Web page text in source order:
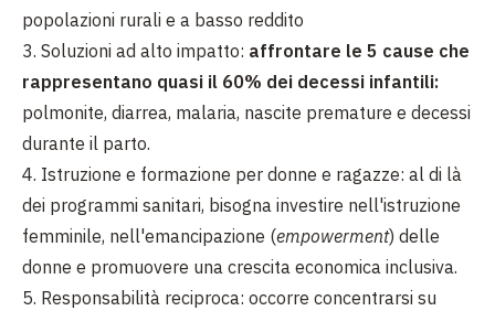
popolazioni rurali e a basso reddito
3. Soluzioni ad alto impatto: affrontare le 5 cause che
rappresentano quasi il 60% dei decessi infantili:
polmonite, diarrea, malaria, nascite premature e decessi
durante il parto.
4. Istruzione e formazione per donne e ragazze: al di là
dei programmi sanitari, bisogna investire nell'istruzione
femminile, nell'emancipazione (empowerment) delle
donne e promuovere una crescita economica inclusiva.
5. Responsabilità reciproca: occorre concentrarsi su